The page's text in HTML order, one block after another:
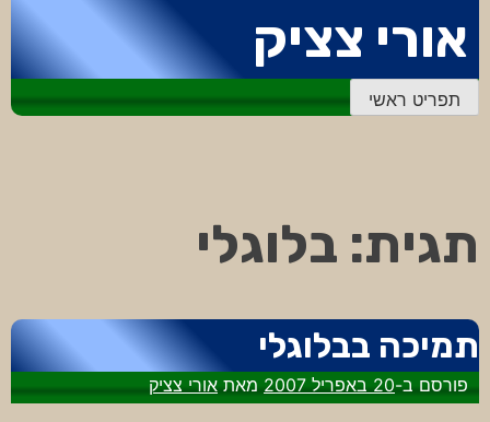
לתוכן
אורי צציק
תפריט ראשי
תגית: בלוגלי
תמיכה בבלוגלי
פורסם ב-20 באפריל 2007 מאתאורי צציק